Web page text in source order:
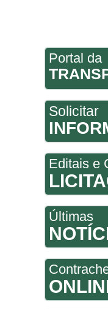
Portal da
Solicitar
Editais e
Últimas